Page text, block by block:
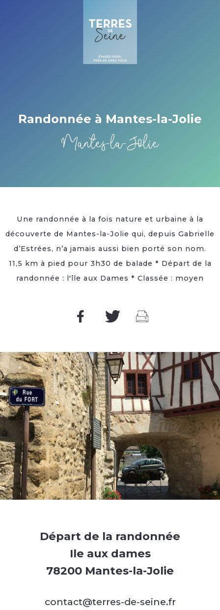
Randonnée à Mantes-la-Jolie
Mantes-la-Jolie
Une randonnée à la fois nature et urbaine à la
découverte de Mantes-la-Jolie qui, depuis Gabrielle
d’Estrées, n’a jamais aussi bien porté son nom.
11,5 km à pied pour 3h30 de balade * Départ de la
randonnée : l'île aux Dames * Classée : moyen
Départ de la randonnée
Ile aux dames
78200 Mantes-la-Jolie
contact@terres-de-seine.fr